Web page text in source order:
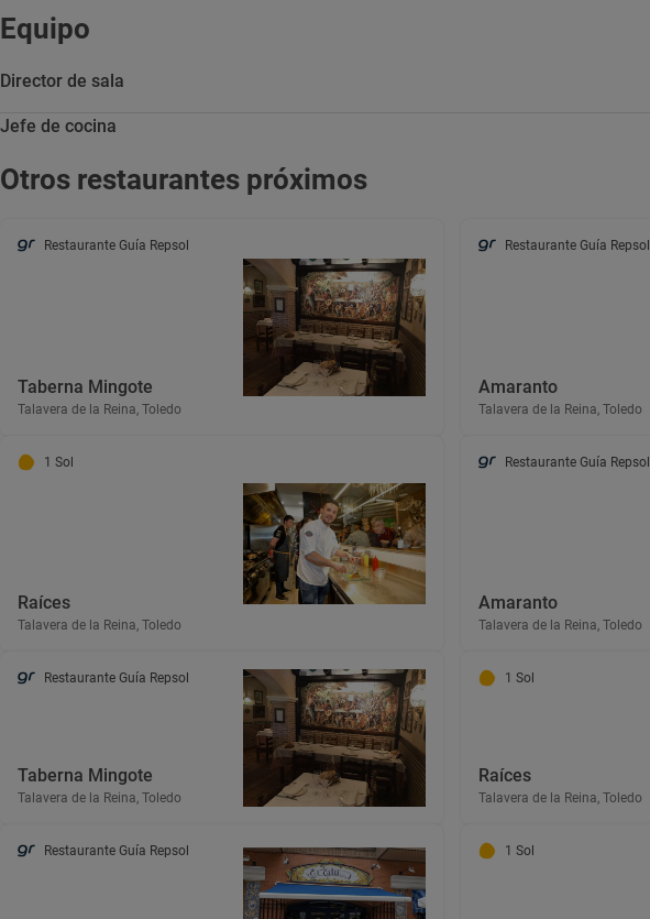
Equipo
Director de sala
Jefe de cocina
Otros restaurantes próximos
Restaurante Guía Repsol
Taberna Mingote
Talavera de la Reina, Toledo
Restaurante Guía Repsol
Amaranto
Talavera de la Reina, Toledo
1 Sol
Raíces
Talavera de la Reina, Toledo
Restaurante Guía Repsol
Amaranto
Talavera de la Reina, Toledo
Restaurante Guía Repsol
Taberna Mingote
Talavera de la Reina, Toledo
1 Sol
Raíces
Talavera de la Reina, Toledo
Restaurante Guía Repsol 1 Sol